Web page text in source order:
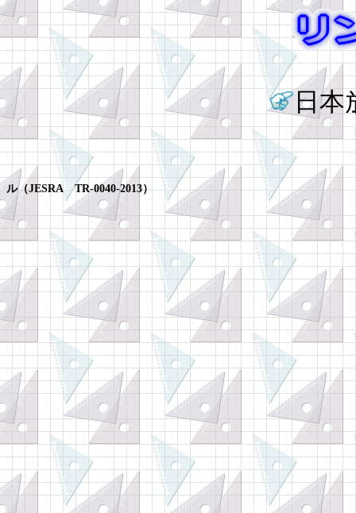
日本
ル（JESRA TR-0040-2013）